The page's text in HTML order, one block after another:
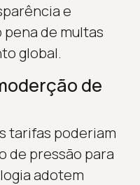
e
de multas
global.
de
tarifas poderiam
de pressão para
adotem